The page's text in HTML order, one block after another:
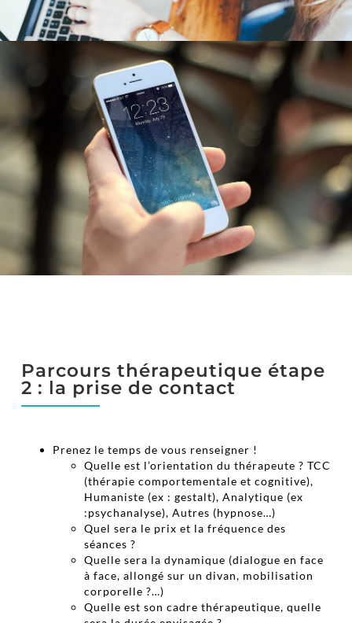
Parcours thérapeutique étape
2 : la prise de contact
Prenez le temps de vous renseigner !
Quelle est l’orientation du thérapeute ? TCC
(thérapie comportementale et cognitive),
Humaniste (ex : gestalt), Analytique (ex
:psychanalyse), Autres (hypnose…)
Quel sera le prix et la fréquence des
séances ?
Quelle sera la dynamique (dialogue en face
à face, allongé sur un divan, mobilisation
corporelle ?…)
Quelle est son cadre thérapeutique, quelle